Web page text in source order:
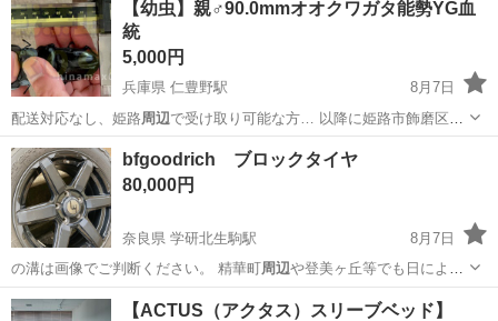
【幼虫】親♂90.0mmオオクワガタ能勢YG血
統
5,000円
兵庫県 仁豊野駅
8月7日
配送対応なし、姫路周辺で受け取り可能な方… 以降に姫路市飾磨区
辺でもお渡し可能です…
兵庫 姫路市 その他
bfgoodrich ブロックタイヤ
80,000円
奈良県 学研北生駒駅
8月7日
の溝は画像でご判断ください。 精華町周辺や登美ヶ丘等でも日によっ
てお取引可能で…
奈良 生駒市 タイヤ、ホイール
【ACTUS（アクタス）スリーブベッド】